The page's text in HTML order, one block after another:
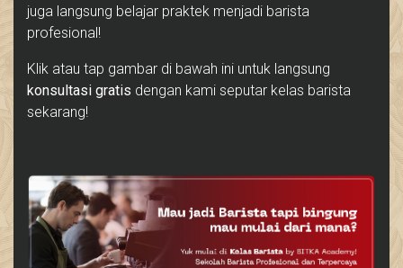
juga langsung belajar praktek menjadi barista
profesional!
Klik atau tap gambar di bawah ini untuk langsung
konsultasi gratis dengan kami seputar kelas barista
sekarang!